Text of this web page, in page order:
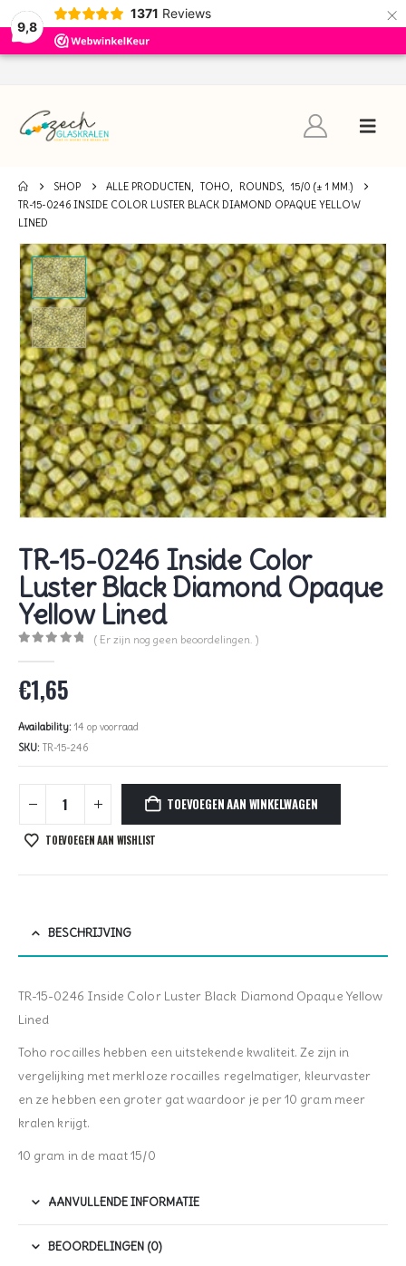
9,8
1371 Reviews ×
SHOP ALLE PRODUCTEN, TOHO, ROUNDS, 15/0 (± 1 MM.)
TR-15-0246 INSIDE COLOR LUSTER BLACK DIAMOND OPAQUE YELLOW
LINED
TR-15-0246 Inside Color
Luster Black Diamond Opaque
Yellow Lined
( Er zijn nog geen beoordelingen. )
€1,65
Availability: 14 op voorraad
SKU: TR-15-246
TOEVOEGEN AAN WINKELWAGEN
TOEVOEGEN AAN WISHLIST
BESCHRIJVING
TR-15-0246 Inside Color Luster Black Diamond Opaque Yellow
Lined
Toho rocailles hebben een uitstekende kwaliteit. Ze zijn in
vergelijking met merkloze rocailles regelmatiger, kleurvaster
en ze hebben een groter gat waardoor je per 10 gram meer
kralen krijgt.
10 gram in de maat 15/0
AANVULLENDE INFORMATIE
BEOORDELINGEN (0)